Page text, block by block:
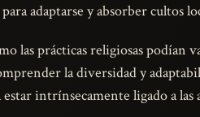
adaptarse y absorber cultos
las prácticas religiosas podían
la diversidad y
intrínsecamente ligado a las